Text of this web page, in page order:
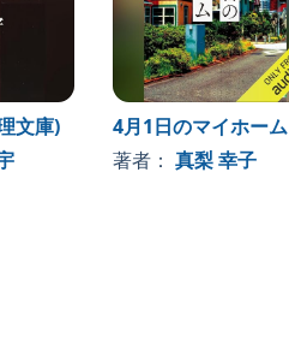
文庫)
4月1日のマイホーム
著者：真梨 幸子